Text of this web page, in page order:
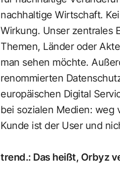
nachhaltige Wirtschaft.
Wirkung. Unser zentrales
Themen, Länder oder
man sehen möchte.
renommierten
europäischen Digital
bei sozialen Medien: weg
Kunde ist der User und
trend.: Das heißt, Orbyz